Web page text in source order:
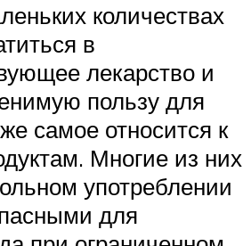
количествах
в
лекарство и
пользу для
самое относится к
Многие из них
употреблении
для